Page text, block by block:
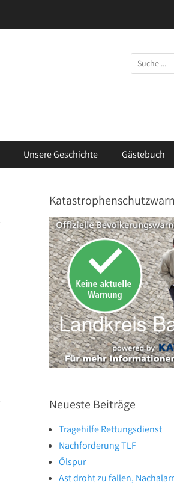
Suchen
nach:
Unsere Geschichte Gästebuch
Neueste Beiträge
Tragehilfe Rettungsdienst
Nachforderung TLF
Ölspur
Ast droht zu fallen,